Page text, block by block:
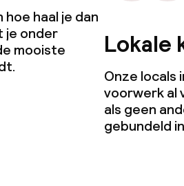
haal je dan
je onder
mooiste
Lokale
Onze locals
voorwerk al
als geen
gebundeld